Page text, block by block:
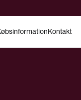
Kontakt